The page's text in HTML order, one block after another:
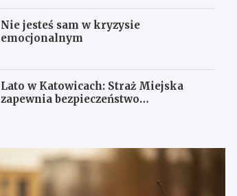
Nie jesteś sam w kryzysie
emocjonalnym
Lato w Katowicach: Straż Miejska
zapewnia bezpieczeństwo